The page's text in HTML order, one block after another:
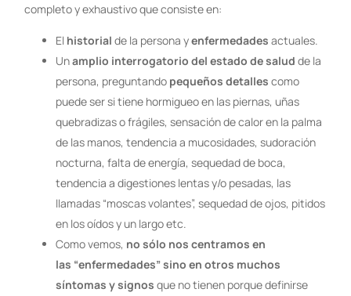
completo y exhaustivo que consiste en:
El historial de la persona yenfermedades actuales.
Unamplio interrogatorio del estado de salud de la
persona, preguntando pequeños detalles como
puede ser si tiene hormigueo en las piernas, uñas
quebradizas o frágiles, sensación de calor en la palma
de las manos, tendencia a mucosidades, sudoración
nocturna, falta de energía, sequedad de boca,
tendencia a digestiones lentas y/o pesadas, las
llamadas “moscas volantes”, sequedad de ojos, pitidos
en los oídos y un largo etc.
Como vemos, no sólo nos centramos en
las “enfermedades” sino en otros muchos
síntomas y signos que no tienen porque definirse